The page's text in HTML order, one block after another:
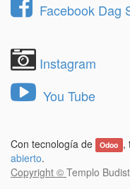
Facebook Dag
Instagram
You Tube
Con tecnología de Odoo ,
abierto.
Copyright © Templo